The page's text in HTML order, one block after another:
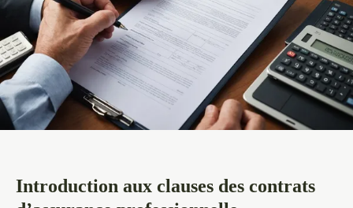
Introduction aux clauses des contrats